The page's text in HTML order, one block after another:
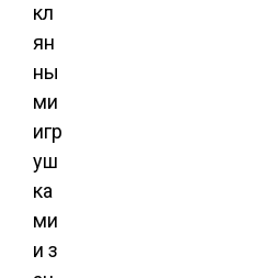
кл
ян
ны
ми
игр
уш
ка
ми
и з